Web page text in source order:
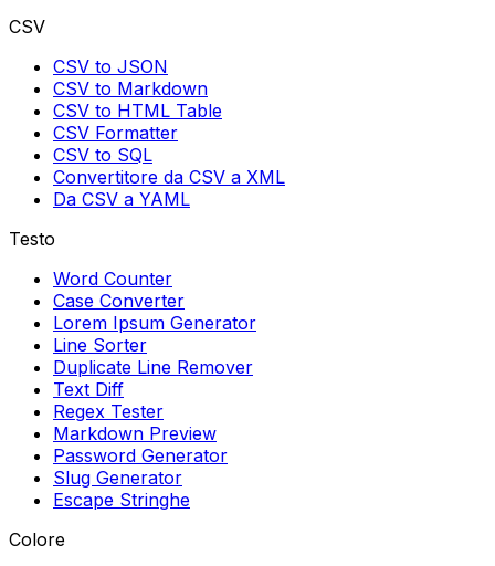
CSV
CSV to JSON
CSV to Markdown
CSV to HTML Table
CSV Formatter
CSV to SQL
Convertitore da CSV a XML
Da CSV a YAML
Testo
Word Counter
Case Converter
Lorem Ipsum Generator
Line Sorter
Duplicate Line Remover
Text Diff
Regex Tester
Markdown Preview
Password Generator
Slug Generator
Escape Stringhe
Colore